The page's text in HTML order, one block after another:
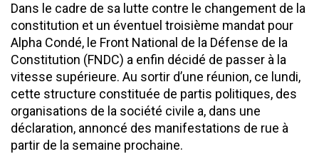
Dans le cadre de sa lutte contre le changement de la
constitution et un éventuel troisième mandat pour
Alpha Condé, le Front National de la Défense de la
Constitution (FNDC) a enfin décidé de passer à la
vitesse supérieure. Au sortir d’une réunion, ce lundi,
cette structure constituée de partis politiques, des
organisations de la société civile a, dans une
déclaration, annoncé des manifestations de rue à
partir de la semaine prochaine.